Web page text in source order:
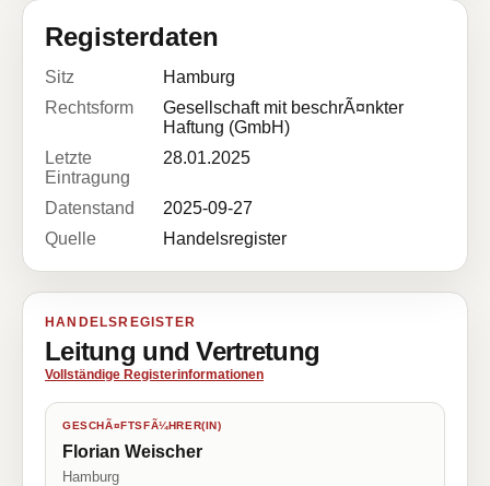
Registerdaten
Sitz
Hamburg
Rechtsform
Gesellschaft mit beschrÃ¤nkter
Haftung (GmbH)
Letzte
Eintragung
28.01.2025
Datenstand
2025-09-27
Quelle
Handelsregister
HANDELSREGISTER
Leitung und Vertretung
Vollständige Registerinformationen
GESCHÃ¤FTSFÃ¼HRER(IN)
Florian Weischer
Hamburg